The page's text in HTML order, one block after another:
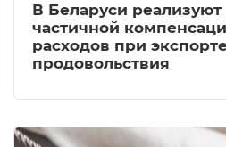
В Беларуси реализуют
частичной
расходов при
продовольствия